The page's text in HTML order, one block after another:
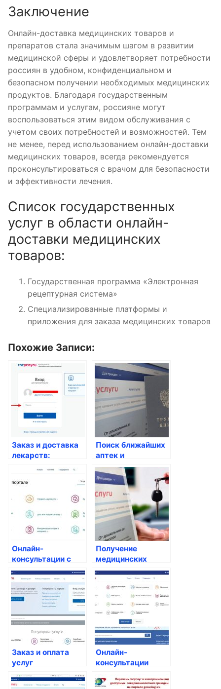
Заключение
Онлайн-доставка медицинских товаров и
препаратов стала значимым шагом в развитии
медицинской сферы и удовлетворяет потребности
россиян в удобном, конфиденциальном и
безопасном получении необходимых медицинских
продуктов. Благодаря государственным
программам и услугам, россияне могут
воспользоваться этим видом обслуживания с
учетом своих потребностей и возможностей. Тем
не менее, перед использованием онлайн-доставки
медицинских товаров, всегда рекомендуется
проконсультироваться с врачом для безопасности
и эффективности лечения.
Список государственных
услуг в области онлайн-
доставки медицинских
товаров:
Государственная программа «Электронная
рецептурная система»
Специализированные платформы и
приложения для заказа медицинских товаров
Похожие Записи:
Заказ и доставка
лекарств:
россиян
Поиск ближайших
аптек и
медицинских
центров
Онлайн-
консультации с
врачами:
доступные
госуслуги для
россиян
Получение
медицинских
заключений для
работы или учебы
Заказ и оплата
услуг
медицинских
центров
Онлайн-
консультации
психиатров